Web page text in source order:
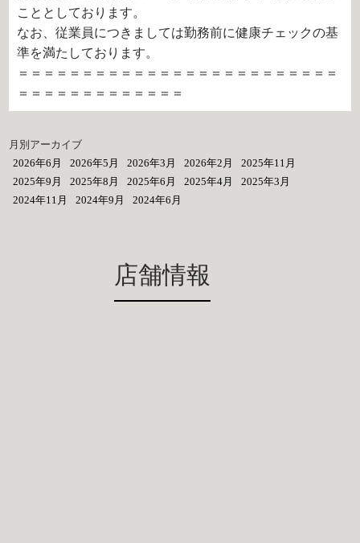
こととしております。
なお、従業員につきましては勤務前に健康チェックの基
準を満たしております。
＝＝＝＝＝＝＝＝＝＝＝＝＝＝＝＝＝＝＝＝＝＝＝＝＝
＝＝＝＝＝＝＝＝＝＝＝＝＝
月別アーカイブ
2026年6月
2026年5月 2026年3月 2026年2月
2025年11月
2025年9月
2025年8月 2025年6月 2025年4月
2025年3月
2024年11月
2024年9月 2024年6月
店舗情報